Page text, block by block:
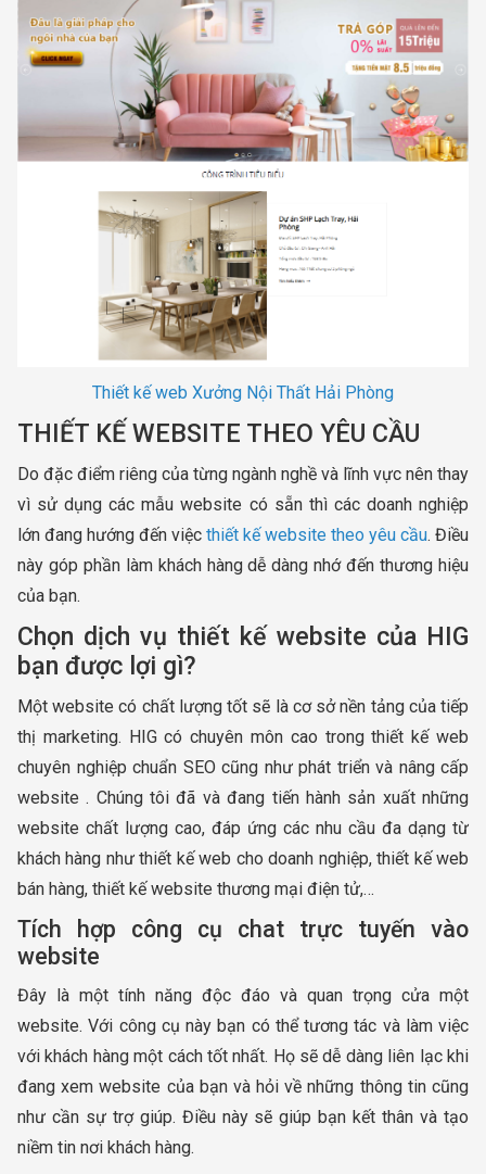
Thiết kế web Xưởng Nội Thất Hải Phòng
THIẾT KẾ WEBSITE THEO YÊU CẦU
Do đặc điểm riêng của từng ngành nghề và lĩnh vực nên thay
vì sử dụng các mẫu website có sẵn thì các doanh nghiệp
lớn đang hướng đến việc thiết kế website theo yêu cầu. Điều
này góp phần làm khách hàng dễ dàng nhớ đến thương hiệu
của bạn.
Chọn dịch vụ thiết kế website của HIG
bạn được lợi gì?
Một website có chất lượng tốt sẽ là cơ sở nền tảng của tiếp
thị marketing. HIG có chuyên môn cao trong thiết kế web
chuyên nghiệp chuẩn SEO cũng như phát triển và nâng cấp
website . Chúng tôi đã và đang tiến hành sản xuất những
website chất lượng cao, đáp ứng các nhu cầu đa dạng từ
khách hàng như thiết kế web cho doanh nghiệp, thiết kế web
bán hàng, thiết kế website thương mại điện tử,…
Tích hợp công cụ chat trực tuyến vào
website
Đây là một tính năng độc đáo và quan trọng cửa một
website. Với công cụ này bạn có thể tương tác và làm việc
với khách hàng một cách tốt nhất. Họ sẽ dễ dàng liên lạc khi
đang xem website của bạn và hỏi về những thông tin cũng
như cần sự trợ giúp. Điều này sẽ giúp bạn kết thân và tạo
niềm tin nơi khách hàng.